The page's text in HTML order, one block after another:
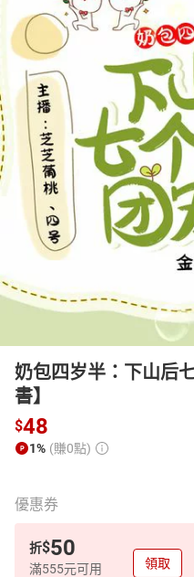
居家生活 3C家電
女裝 男裝
日本購物 電子/紙本書
HOT
奶包四岁半：下山后
書】
$48
1% (賺0點)
優惠券
折$50
滿555元可用 領取